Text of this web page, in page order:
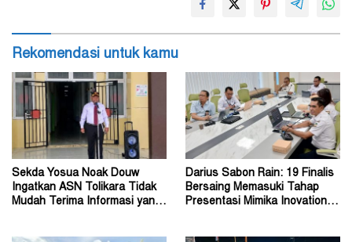
Rekomendasi untuk kamu
Sekda Yosua Noak Douw
Ingatkan ASN Tolikara Tidak
Mudah Terima Informasi yang
Darius Sabon Rain: 19 Finalis
Bersaing Memasuki Tahap
Presentasi Mimika Inovation